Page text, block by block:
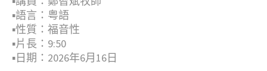
▪︎語言：粤語
▪︎性質：福音性
▪︎片長：9:50
▪︎日期：2026年6月16日